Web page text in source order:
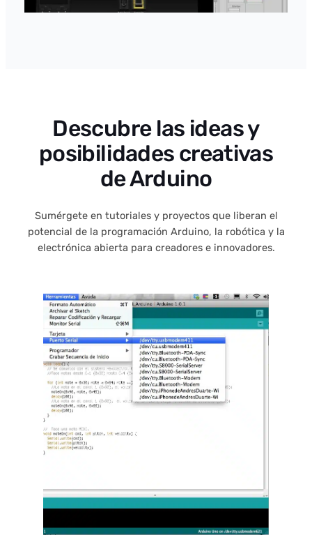
Descubre las ideas y
posibilidades creativas
de Arduino
Sumérgete en tutoriales y proyectos que liberan el
potencial de la programación Arduino, la robótica y la
electrónica abierta para creadores e innovadores.